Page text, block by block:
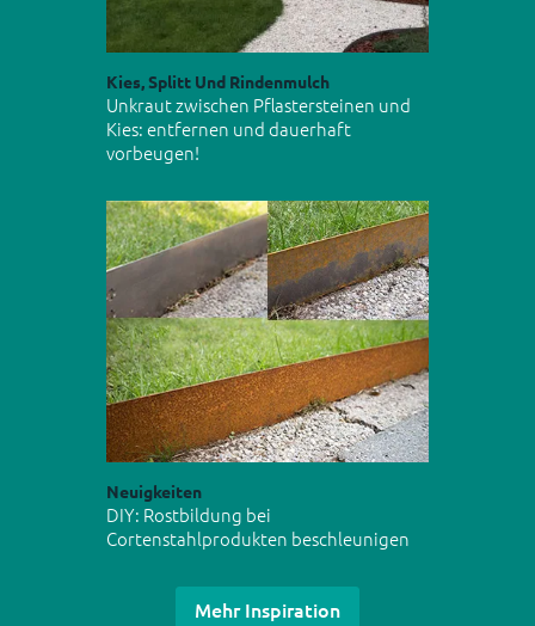
Kies, Splitt Und Rindenmulch
Unkraut zwischen Pflastersteinen und
Kies: entfernen und dauerhaft
vorbeugen!
Neuigkeiten
DIY: Rostbildung bei
Cortenstahlprodukten beschleunigen
Mehr Inspiration